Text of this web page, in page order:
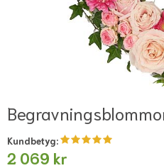
Kundbetyg:
2 069 kr